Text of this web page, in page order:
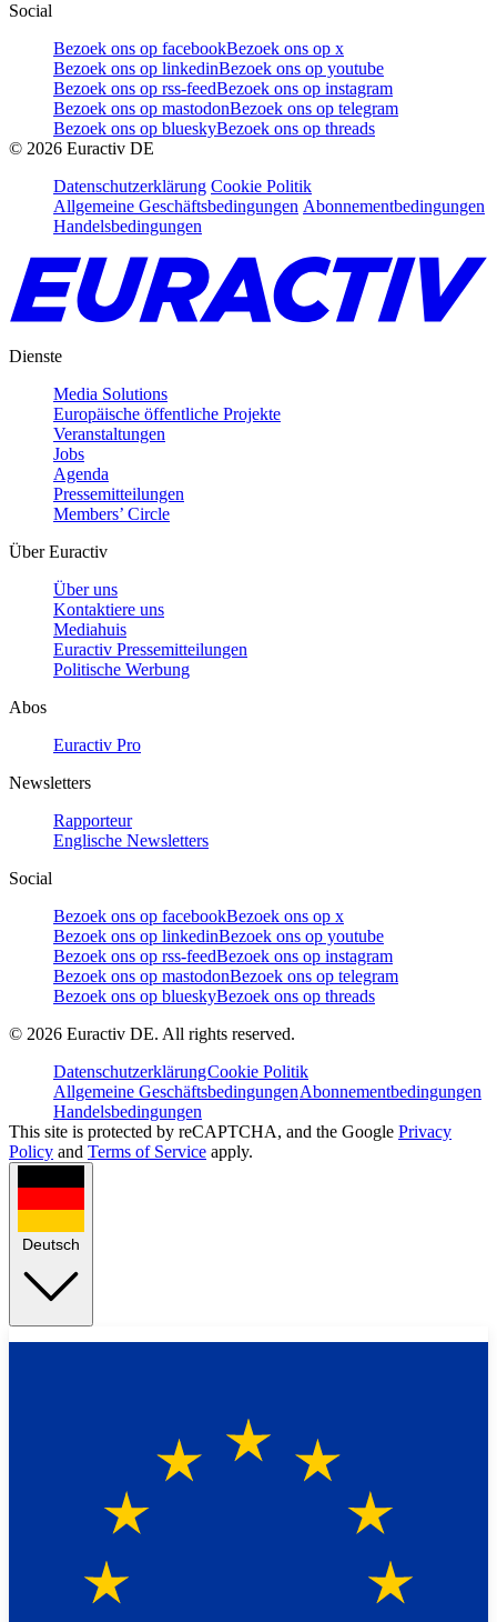
Social
Bezoek ons op facebookBezoek ons op x
Bezoek ons op linkedinBezoek ons op youtube
Bezoek ons op rss-feedBezoek ons op instagram
Bezoek ons op mastodonBezoek ons op telegram
Bezoek ons op blueskyBezoek ons op threads
© 2026 Euractiv DE
Datenschutzerklärung Cookie Politik
Allgemeine Geschäftsbedingungen Abonnementbedingungen
Handelsbedingungen
Dienste
Media Solutions
Europäische öffentliche Projekte
Veranstaltungen
Jobs
Agenda
Pressemitteilungen
Members’ Circle
Über Euractiv
Über uns
Kontaktiere uns
Mediahuis
Euractiv Pressemitteilungen
Politische Werbung
Abos
Euractiv Pro
Newsletters
Rapporteur
Englische Newsletters
Social
Bezoek ons op facebookBezoek ons op x
Bezoek ons op linkedinBezoek ons op youtube
Bezoek ons op rss-feedBezoek ons op instagram
Bezoek ons op mastodonBezoek ons op telegram
Bezoek ons op blueskyBezoek ons op threads
© 2026 Euractiv DE. All rights reserved.
DatenschutzerklärungCookie Politik
Allgemeine GeschäftsbedingungenAbonnementbedingungen
Handelsbedingungen
This site is protected by reCAPTCHA, and the Google Privacy
Policy and Terms of Service apply.
Deutsch